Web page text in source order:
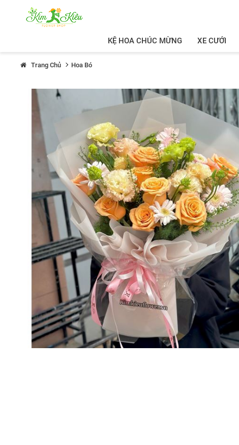
KỆ HOA CHÚC MỪNG XE CƯỚI
Trang Chủ Hoa Bó